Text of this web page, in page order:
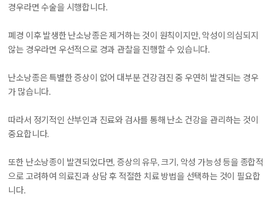
경우라면 수술을 시행합니다.
폐경 이후 발생한 난소낭종은 제거하는 것이 원칙이지만, 악성이 의심되지
않는 경우라면 우선적으로 경과 관찰을 진행할 수 있습니다.
난소낭종은 특별한 증상이 없어 대부분 건강검진 중 우연히 발견되는 경우
가 많습니다.
따라서 정기적인 산부인과 진료와 검사를 통해 난소 건강을 관리하는 것이
중요합니다.
또한 난소낭종이 발견되었다면, 증상의 유무, 크기, 악성 가능성 등을 종합적
으로 고려하여 의료진과 상담 후 적절한 치료 방법을 선택하는 것이 필요합
니다.